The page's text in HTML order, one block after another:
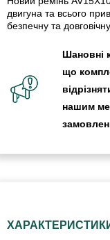
двигуна та всього
безпечну та
Шановні
що
нашим